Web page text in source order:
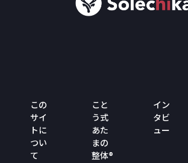
この
サイ
トに
つい
て
こと
う式
あた
まの
整体®
イン
タビ
ュー